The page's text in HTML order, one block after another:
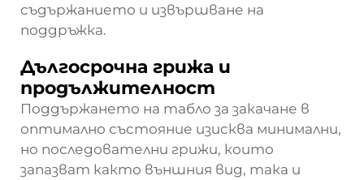
съдържанието и извършване на
поддръжка.
Дългосрочна грижа и
продължителност
Поддържането на табло за закачане в
оптимално състояние изисква минимални,
но последователни грижи, които
запазват както външния вид, така и